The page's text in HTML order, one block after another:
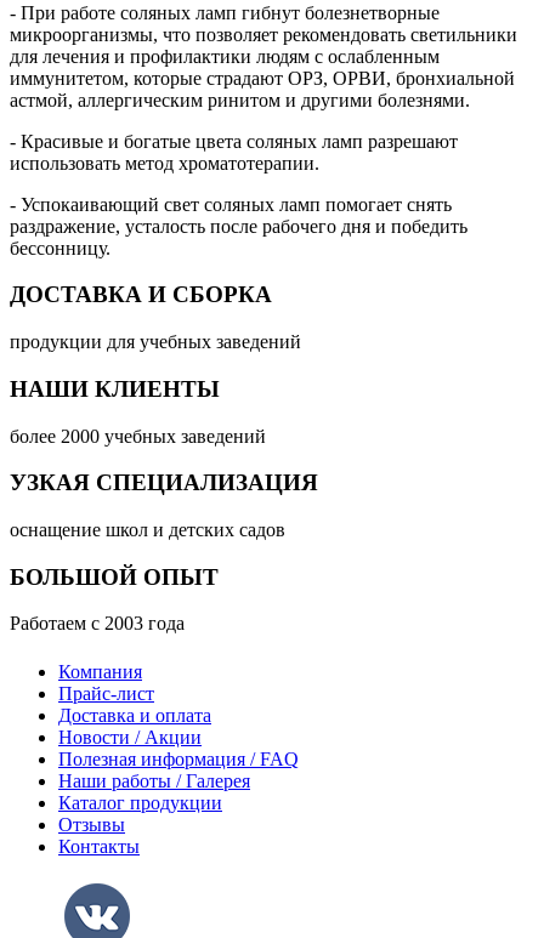
- При работе соляных ламп гибнут болезнетворные
микроорганизмы, что позволяет рекомендовать светильники
для лечения и профилактики людям с ослабленным
иммунитетом, которые страдают ОРЗ, ОРВИ, бронхиальной
астмой, аллергическим ринитом и другими болезнями.
- Красивые и богатые цвета соляных ламп разрешают
использовать метод хроматотерапии.
- Успокаивающий свет соляных ламп помогает снять
раздражение, усталость после рабочего дня и победить
бессонницу.
ДОСТАВКА И СБОРКА
продукции для учебных заведений
НАШИ КЛИЕНТЫ
более 2000 учебных заведений
УЗКАЯ СПЕЦИАЛИЗАЦИЯ
оснащение школ и детских садов
БОЛЬШОЙ ОПЫТ
Работаем с 2003 года
Компания
Прайс-лист
Доставка и оплата
Новости / Акции
Полезная информация / FAQ
Наши работы / Галерея
Каталог продукции
Отзывы
Контакты